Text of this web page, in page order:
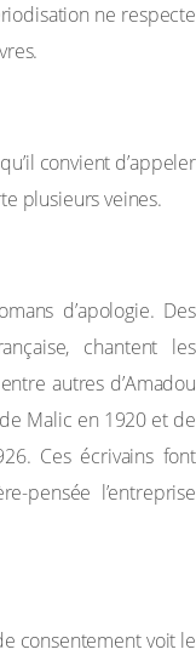
ne respecte
convient d’appeler
plusieurs veines.
d’apologie. Des
chantent les
autres d’Amadou
Malic en 1920 et de
Ces écrivains font
pensée l’entreprise
consentement voit le